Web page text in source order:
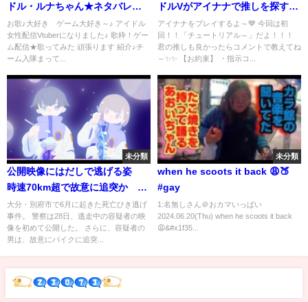
ドル・ルナちゃん★ネタバレあ
り
お歌♪大好き ゲーム大好き～♪ アイドル
女性配信Vtuberになりました♪ 歌枠！ゲー
ム配信★歌ってみた 頑張ります 紹介♪チ
ーム入隊まって...
ドルVがアイナナで推しを探す
よ！①【アイナナ / アイドリッシ
ュセブン / 双葉琉生 / 新人
Vtuber】
アイナナをプレイするよ～💙 今回は初
回！！「チュートリアル～」だよ！！！
君の推しも良かったらコメントで教えてね
～✨✨ 【お約束】 ・指示コ...
未分類
公開映像にはだしで逃げる姿
時速70km超で故意に追突か ひ
き逃げで2人死傷
大分・別府市で6月に起きた死亡ひき逃げ
事件。 警察は28日、逃走中の容疑者の映
像を初めて公開した。 さらに、容疑者の
男は、故意にバイクに追突...
未分類
when he scoots it back 😩🍑
#gay
1:名無しさん＠おカマいっぱい
2024.06.20(Thu) when he scoots it back
😩&#x1f35...